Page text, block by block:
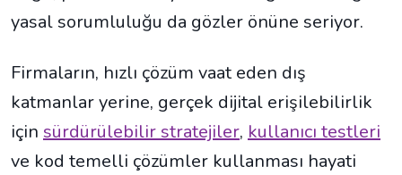
yasal sorumluluğu da gözler önüne seriyor.
Firmaların, hızlı çözüm vaat eden dış
katmanlar yerine, gerçek dijital erişilebilirlik
için sürdürülebilir stratejiler, kullanıcı testleri
ve kod temelli çözümler kullanması hayati